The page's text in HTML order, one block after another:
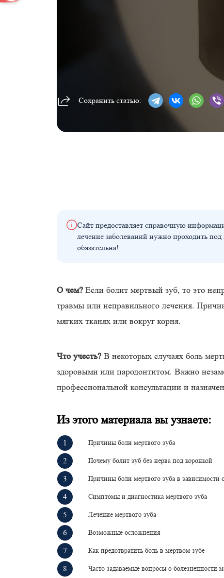
Сохранить статью:
Сайт предоставляет справочную
лечение заболеваний нужно проходить
обязательна!
О чем? Если болит мертвый зуб, то это
травмы или неправильного лечения.
мягких тканях или вокруг корня.
Что учесть? В некоторых случаях боль
здоровыми или пародонтитом. Важно
профессиональной консультации и
Из этого материала вы узнаете:
Причины боли мертвого зуба
Почему болит зуб без нерва под коронкой
Причины боли мертвого зуба в зависимости
Симптомы и диагностика мертвого зуба
Лечение мертвого зуба
Возможные осложнения
Как предотвратить боль в мертвом зубе
Часто задаваемые вопросы о болезненности